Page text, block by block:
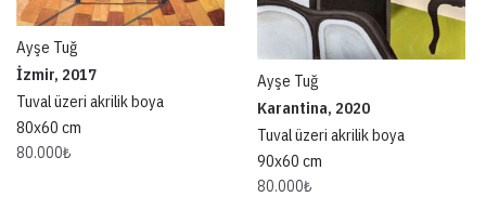
Ayşe Tuğ
İzmir, 2017
Tuval üzeri akrilik boya
80x60 cm
80.000₺
Ayşe Tuğ
Karantina, 2020
Tuval üzeri akrilik boya
90x60 cm
80.000₺